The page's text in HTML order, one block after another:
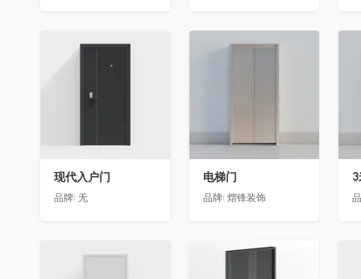
收藏
现代入户门
品牌: 无
收藏
电梯门
品牌: 熠锋装饰